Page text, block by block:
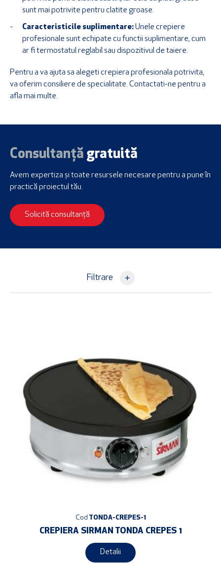
sunt mai potrivite pentru clatite groase.
Caracteristicile suplimentare:Unele crepiere
profesionale sunt echipate cu functii suplimentare, cum
ar fi termostatul reglabil sau dispozitivul de taiere.
Pentru a va ajuta sa alegeti crepiera profesionala potrivita,
va oferim consiliere de specialitate. Contactati-ne pentru a
afla mai multe.
Consultanță gratuită
Avem expertiza și toate resursele necesare pentru a pune în
practică proiectul tău.
Solicită consultanță
Filtrare +
Cod TONDA-CREPES-1
CREPIERA SIRMAN TONDA CREPES 1
Detalii